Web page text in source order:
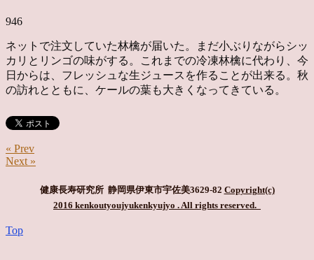
946
ネットで注文していた林檎が届いた。まだ小ぶりながらシッ
カリとリンゴの味がする。これまでの冷凍林檎に代わり、今
日からは、フレッシュな生ジュースを作ることが出来る。秋
の訪れとともに、ケールの葉も大きくなってきている。
« Prev
Next »
健康長寿研究所 静岡県伊東市宇佐美3629-82 Copyright(c)
2016 kenkoutyoujyukenkyujyo . All rights reserved.
Top